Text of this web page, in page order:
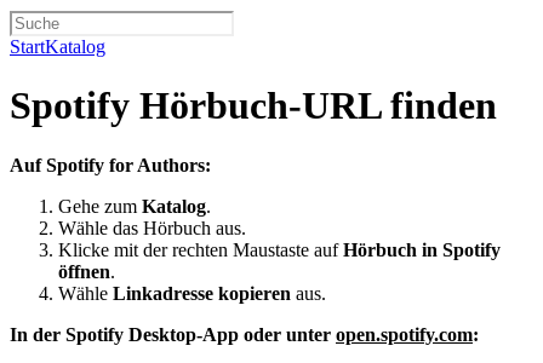
StartKatalog
Spotify Hörbuch-URL finden
Auf Spotify for Authors:
Gehe zum Katalog.
Wähle das Hörbuch aus.
Klicke mit der rechten Maustaste aufHörbuch in Spotify
öffnen.
Wähle Linkadresse kopieren aus.
In der Spotify Desktop-App oder unter open.spotify.com: